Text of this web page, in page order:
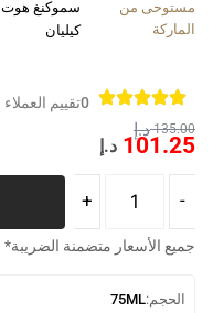
مستوحى من
سموكنغ هوت
الماركة
كيليان
0تقييم العملاء
135.00 د.إ
101.25 د.إ
جميع الأسعار متضمنة الضريبة*
الحجم:75ML